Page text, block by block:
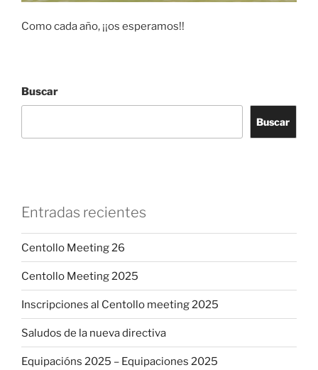
Como cada año, ¡¡os esperamos!!
Buscar
Buscar
Entradas recientes
Centollo Meeting 26
Centollo Meeting 2025
Inscripciones al Centollo meeting 2025
Saludos de la nueva directiva
Equipacións 2025 – Equipaciones 2025